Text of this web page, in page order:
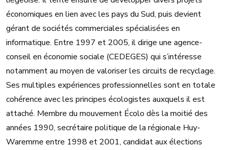
économiques en lien avec les pays du Sud, puis devient
gérant de sociétés commerciales spécialisées en
informatique. Entre 1997 et 2005, il dirige une agence-
conseil en économie sociale (CEDEGES) qui s’intéresse
notamment au moyen de valoriser les circuits de recyclage.
Ses multiples expériences professionnelles sont en totale
cohérence avec les principes écologistes auxquels il est
attaché. Membre du mouvement Écolo dès la moitié des
années 1990, secrétaire politique de la régionale Huy-
Waremme entre 1998 et 2001, candidat aux élections